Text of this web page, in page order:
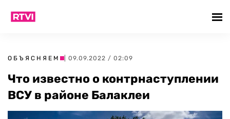
ОБЪЯСНЯЕМ | 09.09.2022 / 02:09
Что известно о контрнаступлении
ВСУ в районе Балаклеи